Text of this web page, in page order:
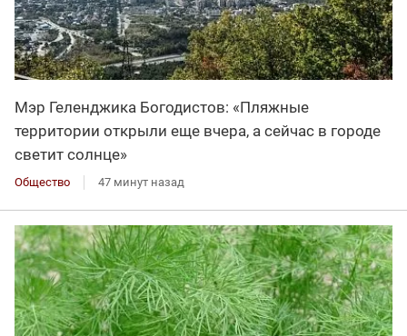
Мэр Геленджика Богодистов: «Пляжные
территории открыли еще вчера, а сейчас в городе
светит солнце»
Общество 47 минут назад